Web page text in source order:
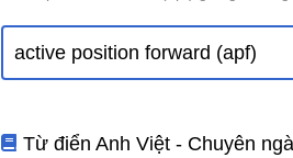
Từ điển Anh Việt - Chuyên